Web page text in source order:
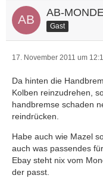
AB-
Gast
17. November 2011 um
Da hinten die
Kolben reinzudrehen,
handbremse schaden
reindrücken.
Habe auch wie Mazel
auch was passendes
Ebay steht nix vom
der passt.